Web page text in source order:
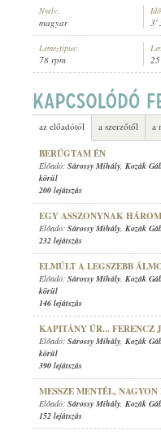
SÁROSSY MIHÁLY ,
Nyelv:
magyar 3'
Lemeztípus:
78 rpm
az előadótól a szerzőtől a
BERÚGTAM ÉN
Előadó: Sárossy Mihály, Kozák
körül
200 lejátszás
EGY ASSZONYNAK
Előadó: Sárossy Mihály, Kozák
232 lejátszás
ELMÚLT A LEGSZEBB
Előadó: Sárossy Mihály, Kozák
körül
146 lejátszás
KAPITÁNY ÚR... FERENCZ
Előadó: Sárossy Mihály, Kozák
körül
390 lejátszás
MESSZE MENTÉL, NAGYON
Előadó: Sárossy Mihály, Kozák
152 lejátszás